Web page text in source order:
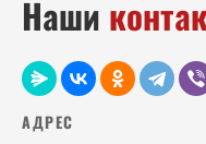
Наши
АДРЕС